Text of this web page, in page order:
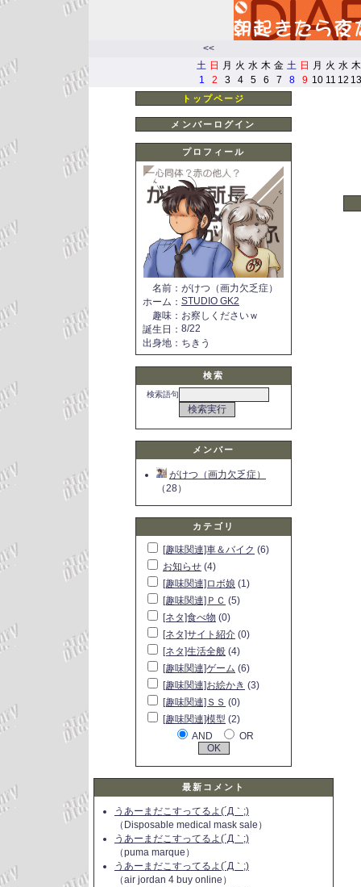
<<
土 日 月 火 水 木 金 土 日 月 火 水 木
1
2 3 4 5 6 7 8 9 10 11 12 13
トップページ
メンバーログイン
プロフィール
名前 ： がけつ（画力欠乏症）
ホーム ： STUDIO GK2
趣味 ： お察しくださいｗ
誕生日 ： 8/22
出身地 ： ちきう
検索
検索語句
メンバー
がけつ（画力欠乏症）
（28）
カテゴリ
[趣味関連]車＆バイク (6)
お知らせ (4)
[趣味関連]ロボ娘 (1)
[趣味関連]ＰＣ (5)
[ネタ]食べ物 (0)
[ネタ]サイト紹介 (0)
[ネタ]生活全般 (4)
[趣味関連]ゲーム (6)
[趣味関連]お絵かき (3)
[趣味関連]ＳＳ (0)
[趣味関連]模型 (2)
AND
OR
最新コメント
うあーまだこすってるよ(´Д｀;)
（Disposable medical mask sale）
うあーまだこすってるよ(´Д｀;)
（puma marque）
うあーまだこすってるよ(´Д｀;)
（air jordan 4 buy online）